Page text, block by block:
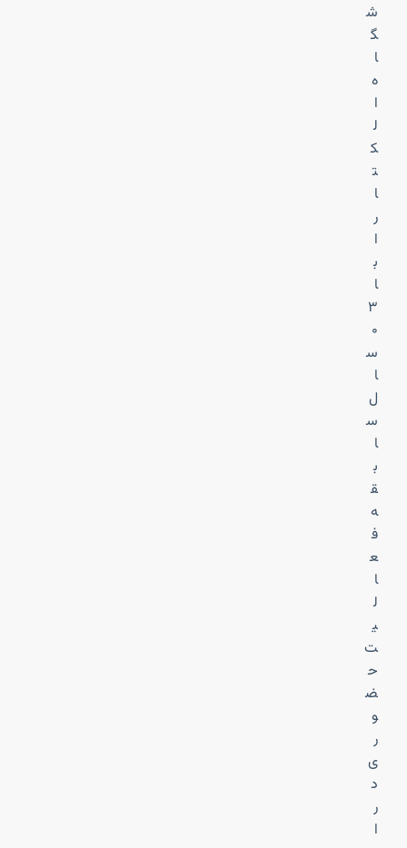
ش
گ
ا
ه
ا
ل
ک
ت
ا
ر
ا
ب
ا
۳
۰
س
ا
ل
س
ا
ب
ق
ه
ف
ع
ا
ل
ی
ت
ح
ض
و
ر
ی
د
ر
ا